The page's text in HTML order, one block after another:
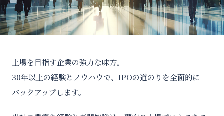
公式X
EN
上場を目指す企業の強力な味方。
30年以上の経験とノウハウで、IPOの道のりを全面的に
バックアップします。